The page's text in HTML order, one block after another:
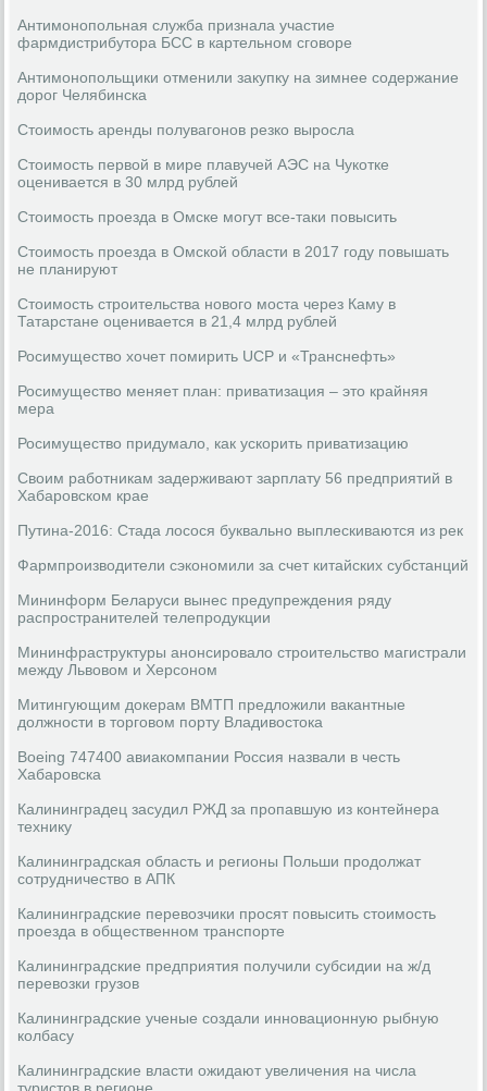
Антимонопольная служба признала участие
фармдистрибутора БСС в картельном сговоре
Антимонопольщики отменили закупку на зимнее содержание
дорог Челябинска
Стоимость аренды полувагонов резко выросла
Стоимость первой в мире плавучей АЭС на Чукотке
оценивается в 30 млрд рублей
Стоимость проезда в Омске могут все-таки повысить
Стоимость проезда в Омской области в 2017 году повышать
не планируют
Стоимость строительства нового моста через Каму в
Татарстане оценивается в 21,4 млрд рублей
Росимущество хочет помирить UCP и «Транснефть»
Росимущество меняет план: приватизация – это крайняя
мера
Росимущество придумало, как ускорить приватизацию
Своим работникам задерживают зарплату 56 предприятий в
Хабаровском крае
Путина-2016: Стада лосося буквально выплескиваются из рек
Фармпроизводители сэкономили за счет китайских субстанций
Мининформ Беларуси вынес предупреждения ряду
распространителей телепродукции
Мининфраструктуры анонсировало строительство магистрали
между Львовом и Херсоном
Митингующим докерам ВМТП предложили вакантные
должности в торговом порту Владивостока
Boeing 747400 авиакомпании Россия назвали в честь
Хабаровска
Калининградец засудил РЖД за пропавшую из контейнера
технику
Калининградская область и регионы Польши продолжат
сотрудничество в АПК
Калининградские перевозчики просят повысить стоимость
проезда в общественном транспорте
Калининградские предприятия получили субсидии на ж/д
перевозки грузов
Калининградские ученые создали инновационную рыбную
колбасу
Калининградские власти ожидают увеличения на числа